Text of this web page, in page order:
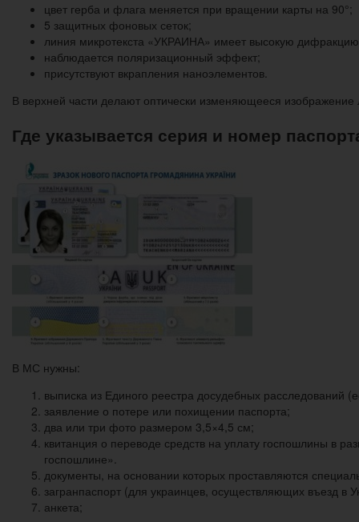
цвет герба и флага меняется при вращении карты на 90°;
5 защитных фоновых сеток;
линия микротекста «УКРАИНА» имеет высокую
наблюдается поляризационный эффект;
присутствуют вкрапления наноэлементов.
В верхней части делают оптически изменяющееся
Где указывается серия и номер
В МС нужны:
выписка из Единого реестра досудебных расследований
заявление о потере или похищении паспорта;
два или три фото размером 3,5×4,5 см;
квитанция о переводе средств на уплату госпошлины в
госпошлине».
документы, на основании которых проставляются
загранпаспорт (для украинцев, осуществляющих въезд в
анкета;